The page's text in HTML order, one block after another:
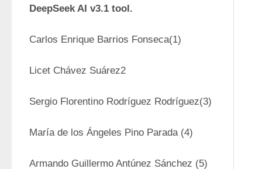
DeepSeek AI v3.1 tool.
Carlos Enrique Barrios Fonseca(1)
Licet Chávez Suárez2
Sergio Florentino Rodríguez Rodríguez(3)
María de los Ángeles Pino Parada (4)
Armando Guillermo Antúnez Sánchez (5)